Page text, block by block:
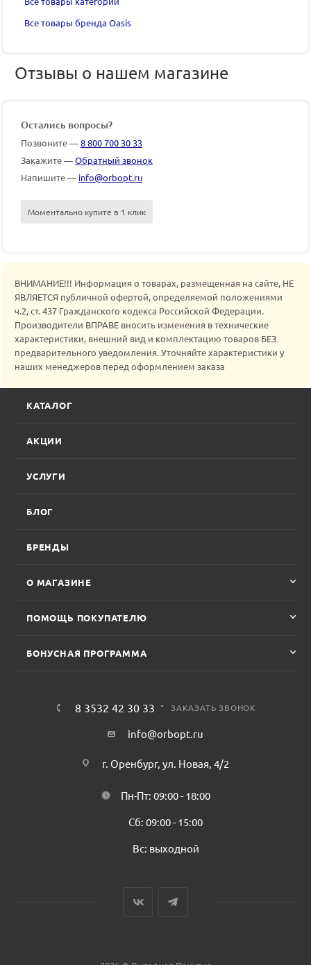
Все товары бренда Oasis
Отзывы о нашем магазине
Остались вопросы?
Позвоните —8 800 700 30 33
Закажите —Обратный звонок
Напишите — info@orbopt.ru
Моментально купите в 1 клик
ВНИМАНИЕ!!! Информация о товарах, размещенная на сайте, НЕ
ЯВЛЯЕТСЯ публичной офертой, определяемой положениями
ч.2, ст. 437 Гражданского кодекса Российской Федерации.
Производители ВПРАВЕ вносить изменения в технические
характеристики, внешний вид и комплектацию товаров БЕЗ
предварительного уведомления. Уточняйте характеристики у
наших менеджеров перед оформлением заказа
КАТАЛОГ
АКЦИИ
УСЛУГИ
БЛОГ
БРЕНДЫ
О МАГАЗИНЕ
ПОМОЩЬ ПОКУПАТЕЛЮ
БОНУСНАЯ ПРОГРАММА
8 3532 42 30 33 ЗАКАЗАТЬ ЗВОНОК
info@orbopt.ru
г. Оренбург, ул. Новая, 4/2
Пн-Пт: 09:00 - 18:00
Сб: 09:00 - 15:00
Вс: выходной